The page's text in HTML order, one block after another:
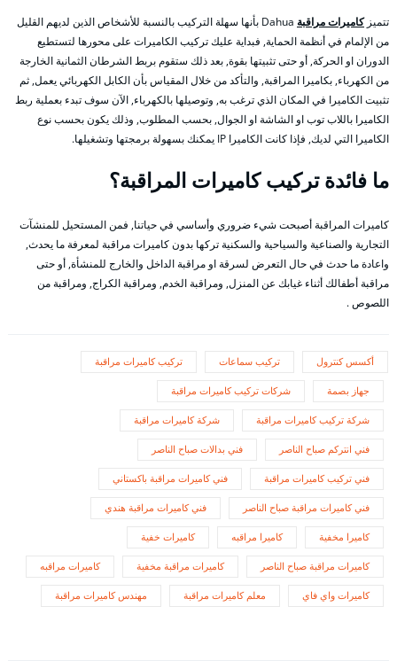
تتميزكاميرات مراقبة
Dahua بأنها سهلة التركيب بالنسبة للأشخاص الذين لديهم القليل
من الإلمام في أنظمة الحماية, فبداية عليك تركيب الكاميرات على محورها لتستطيع
الدوران او الحركة, أو حتى تثبيتها بقوة, بعد ذلك ستقوم بربط الشرطان الثمانية الخارجة
من الكهرباء, بكاميرا المراقبة, والتأكد من خلال المقياس بأن الكابل الكهربائي يعمل, ثم
تثبيت الكاميرا في المكان الذي ترغب به, وتوصيلها بالكهرباء, الآن سوف تبدء بعملية ربط
الكاميرا باللاب توب او الشاشة او الجوال, بحسب المطلوب, وذلك يكون بحسب نوع
الكاميرا التي لديك, فإذا كانت الكاميرا IP يمكنك بسهولة برمجتها وتشغيلها.
ما فائدة تركيب كاميرات المراقبة؟
كاميرات المراقبة أصبحت شيء ضروري وأساسي في حياتنا, فمن المستحيل للمنشآت
التجارية والصناعية والسياحية والسكنية تركها بدون كاميرات مراقبة لمعرفة ما يحدث,
واعادة ما حدث في حال التعرض لسرقة او مراقبة الداخل والخارج للمنشأة, أو حتى
مراقبة أطفالك أثناء غيابك عن المنزل, ومراقبة الخدم, ومراقبة الكراج, ومراقبة من
اللصوص .
أكسس كنترول تركيب سماعات تركيب كاميرات مراقبة
جهاز بصمة شركات تركيب كاميرات مراقبة
شركة تركيب كاميرات مراقبة شركة كاميرات مراقبة
فني انتركم صباح الناصر فني بدالات صباح الناصر
فني تركيب كاميرات مراقبة فني كاميرات مراقبة باكستاني
فني كاميرات مراقبة صباح الناصر فني كاميرات مراقبة هندي
كاميرا مخفية كاميرا مراقبه كاميرات خفية
كاميرات مراقبة صباح الناصر كاميرات مراقبة مخفية كاميرات مراقبه
كاميرات واي فاي معلم كاميرات مراقبة مهندس كاميرات مراقبة